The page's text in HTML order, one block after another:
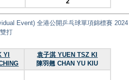
Event) 全港公開乒乓球單項錦標賽 2024
打
YI
袁子淇 YUEN TSZ KI
陳羽翹 CHAN YU KIU